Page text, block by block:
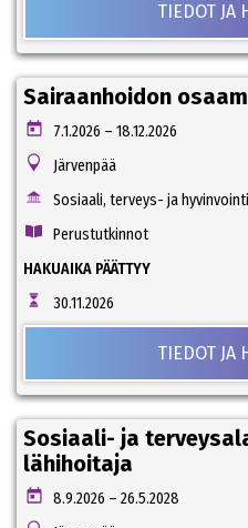
TIEDOT JA
Sairaanhoidon
7.1.2026 – 18.12.2026
Järvenpää
Sosiaali, terveys- ja
Perustutkinnot
HAKUAIKA PÄÄTTYY
30.11.2026
TIEDOT JA
Sosiaali- ja
lähihoitaja
8.9.2026 – 26.5.2028